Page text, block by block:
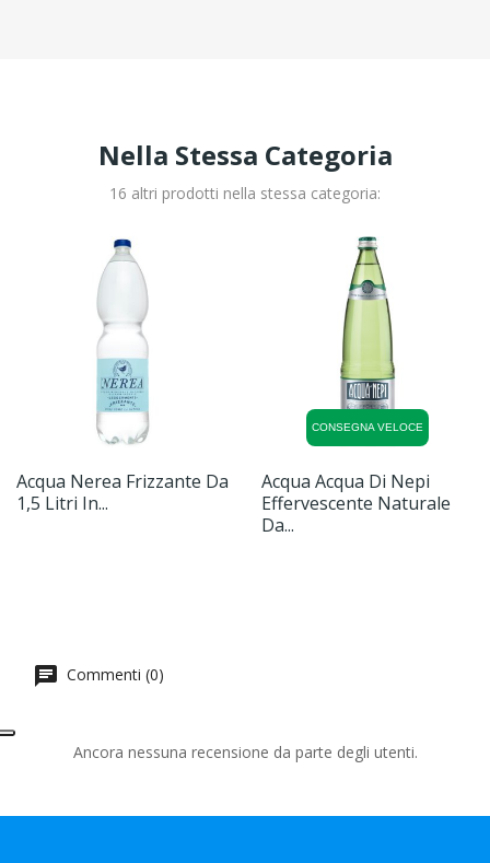
Nella Stessa Categoria
16 altri prodotti nella stessa categoria:
Acqua Nerea Frizzante Da
1,5 Litri In...
CONSEGNA VELOCE
Acqua Acqua Di Nepi
Effervescente Naturale
Da...
Commenti (0)
Ancora nessuna recensione da parte degli utenti.